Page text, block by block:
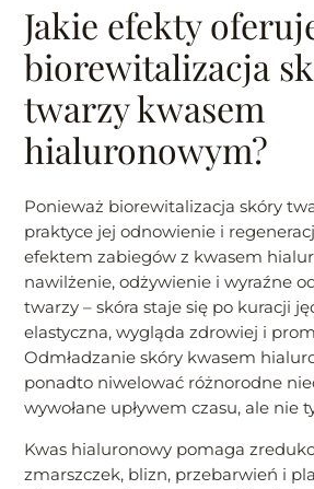
Jakie efekty
biorewitalizacja
twarzy kwasem
hialuronowym?
Ponieważ biorewitalizacja skóry
praktyce jej odnowienie i
efektem zabiegów z kwasem
nawilżenie, odżywienie i wyraźne
twarzy – skóra staje się po kuracji
elastyczna, wygląda zdrowiej i
Odmładzanie skóry kwasem
ponadto niwelować różnorodne
wywołane upływem czasu, ale nie
Kwas hialuronowy pomaga
zmarszczek, blizn, przebarwień i